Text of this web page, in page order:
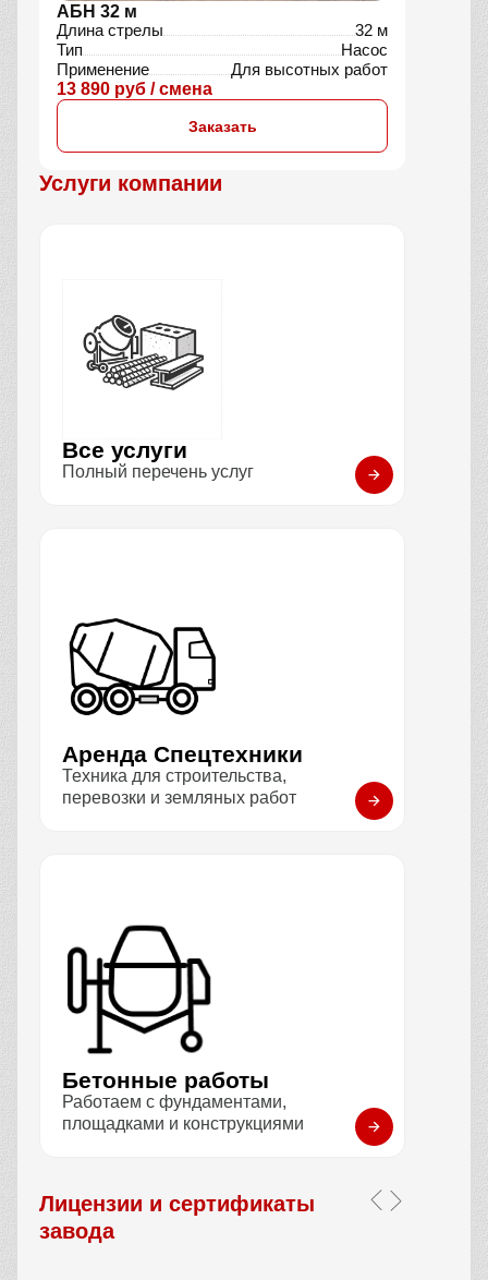
АБН 32 м
Длина стрелы
32 м
Тип
Насос
Применение
Для высотных работ
13 890 руб / смена
Заказать
Услуги компании
Все услуги
Полный перечень услуг
Аренда Спецтехники
Техника для строительства,
перевозки и земляных работ
Бетонные работы
Работаем с фундаментами,
площадками и конструкциями
Лицензии и сертификаты
завода